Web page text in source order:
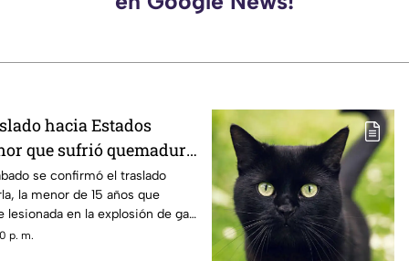
hacia Estados
que sufrió quemadura
gas LP en
se confirmó el traslado
la menor de 15 años que
lesionada en la explosión de gas
p. m.